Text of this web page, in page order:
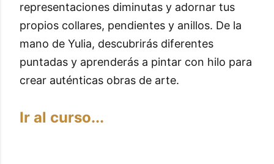
representaciones diminutas y adornar tus
propios collares, pendientes y anillos. De la
mano de Yulia, descubrirás diferentes
puntadas y aprenderás a pintar con hilo para
crear auténticas obras de arte.
Ir al curso...